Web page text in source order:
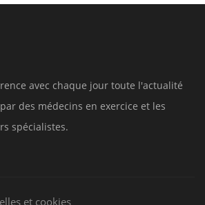
avec chaque jour toute l'actualité
des médecins en exercice et les
spécialistes.
et cookies